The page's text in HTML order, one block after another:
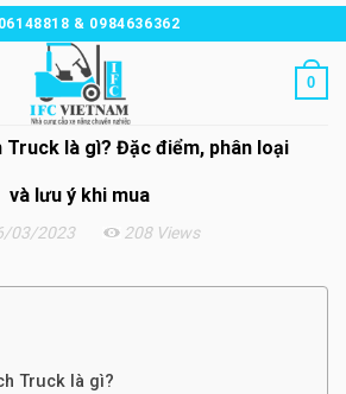
& 0984636362
0
03/2023 208 Views
Truck là gì? Đặc điểm, phân loại
và lưu ý khi mua
Truck là gì?